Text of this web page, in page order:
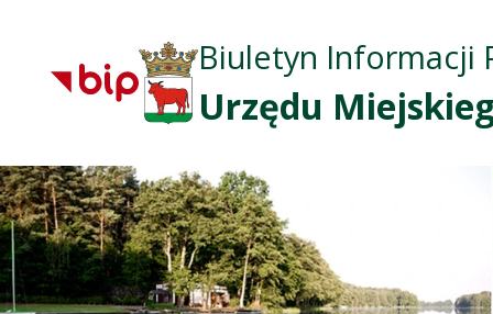
Biuletyn Informacji
Urzędu